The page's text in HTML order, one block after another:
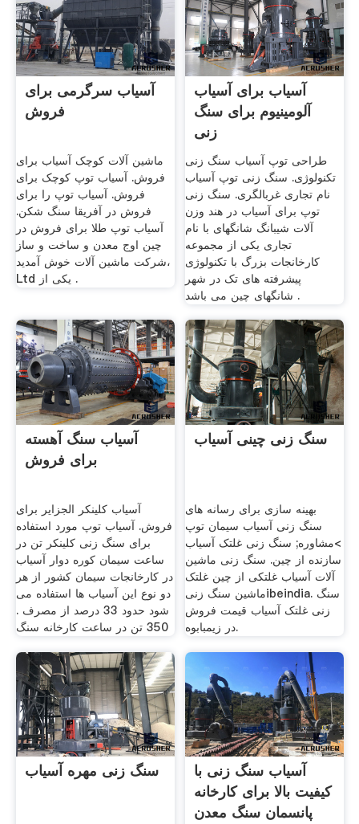
آسیاب سرگرمی برای
فروش
ماشین آلات کوچک آسیاب برای
فروش. آسیاب توپ کوچک برای
فروش. آسیاب توپ را برای
فروش در آفریقا سنگ شکن.
آسیاب توپ طلا برای فروش در
چین اوج معدن و ساخت و ساز
شرکت ماشین آلات خوش آمدید،
Ltd یکی از .
آسیاب برای آسیاب
آلومینیوم برای سنگ
زنی
طراحی توپ آسیاب سنگ زنی
تکنولوژی. سنگ زنی توپ آسیاب
نام تجاری غربالگری. سنگ زنی
توپ برای آسیاب در هند وزن
آلات شیبانگ شانگهای با نام
تجاری یکی از مجموعه
کارخانجات بزرگ با تکنولوژی
پیشرفته های تک در شهر
شانگهای چین می باشد .
آسیاب سنگ آهسته
برای فروش
آسیاب کلینکر الجزایر برای
فروش. آسیاب توپ مورد استفاده
برای سنگ زنی کلینکر تن در
ساعت سیمان کوره دوار آسیاب
در کارخانجات سیمان کشور از هر
دو نوع این آسیاب ها استفاده می
شود حدود 33 درصد از مصرف .
350 تن در ساعت کارخانه سنگ
سنگ زنی چینی آسیاب
بهینه سازی برای رسانه های
سنگ زنی آسیاب سیمان توپ
>مشاوره; سنگ زنی غلتک آسیاب
سازنده از چین. سنگ زنی ماشین
آلات آسیاب غلتکی از چین غلتک
ماشین سنگ زنیibeindia. سنگ
زنی غلتک آسیاب قیمت فروش
در زیمبابوه.
سنگ زنی مهره آسیاب
آسیاب سنگ زنی با
کیفیت بالا برای کارخانه
پانسمان سنگ معدن